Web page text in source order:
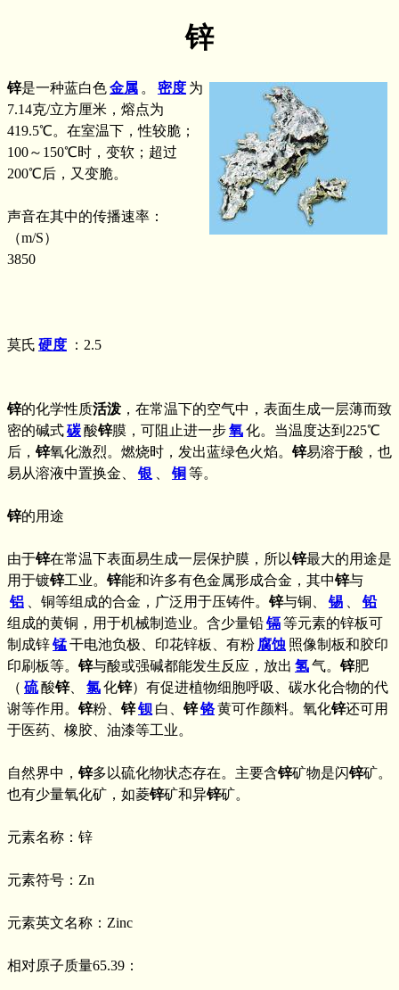
锌
锌是一种蓝白色金属 。 密度 为
7.14克/立方厘米，熔点为
419.5℃。在室温下，性较脆；
100～150℃时，变软；超过
200℃后，又变脆。
声音在其中的传播速率：
（m/S）
3850
莫氏 硬度 ：2.5
锌的化学性质活泼 ，在常温下的空气中，表面生成一层薄而致
密的碱式碳酸锌膜，可阻止进一步氧化。当温度达到225℃
后， 锌氧化激烈。燃烧时，发出蓝绿色火焰。 锌易溶于酸，也
易从溶液中置换金、
银 铜 等。
锌的用途
由于锌在常温下表面易生成一层保护膜，所以锌最大的用途是
用于镀锌工业。 锌能和许多有色金属形成合金，其中锌与
铝
、铜等组成的合金，广泛用于压铸件。 锌与铜、 锡
铅
组成的黄铜，用于机械制造业。含少量铅镉等元素的锌板可
制成锌锰干电池负极、印花锌板、有粉 腐蚀 照像制板和胶印
印刷板等。 锌与酸或强碱都能发生反应，放出 氢气。 锌肥
（ 硫酸锌、 氯化锌）有促进植物细胞呼吸、碳水化合物的代
谢等作用。 锌粉、 锌钡 白、 锌铬黄可作颜料。氧化锌还可用
于医药、橡胶、油漆等工业。
自然界中， 锌多以硫化物状态存在。主要含锌矿物是闪锌矿。
也有少量氧化矿，如菱锌矿和异锌矿。
元素名称：锌
元素符号：Zn
元素英文名称：Zinc
相对原子质量65.39：